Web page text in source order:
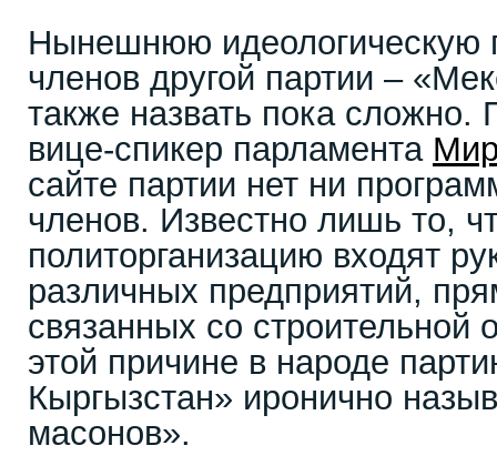
Нынешнюю идеологическую
членов другой партии –
также назвать пока сложно.
вице-спикер парламента
сайте партии нет ни
членов. Известно лишь то,
политорганизацию входят
различных предприятий,
связанных со
этой причине в народе
Кыргызстан» иронично
масонов».